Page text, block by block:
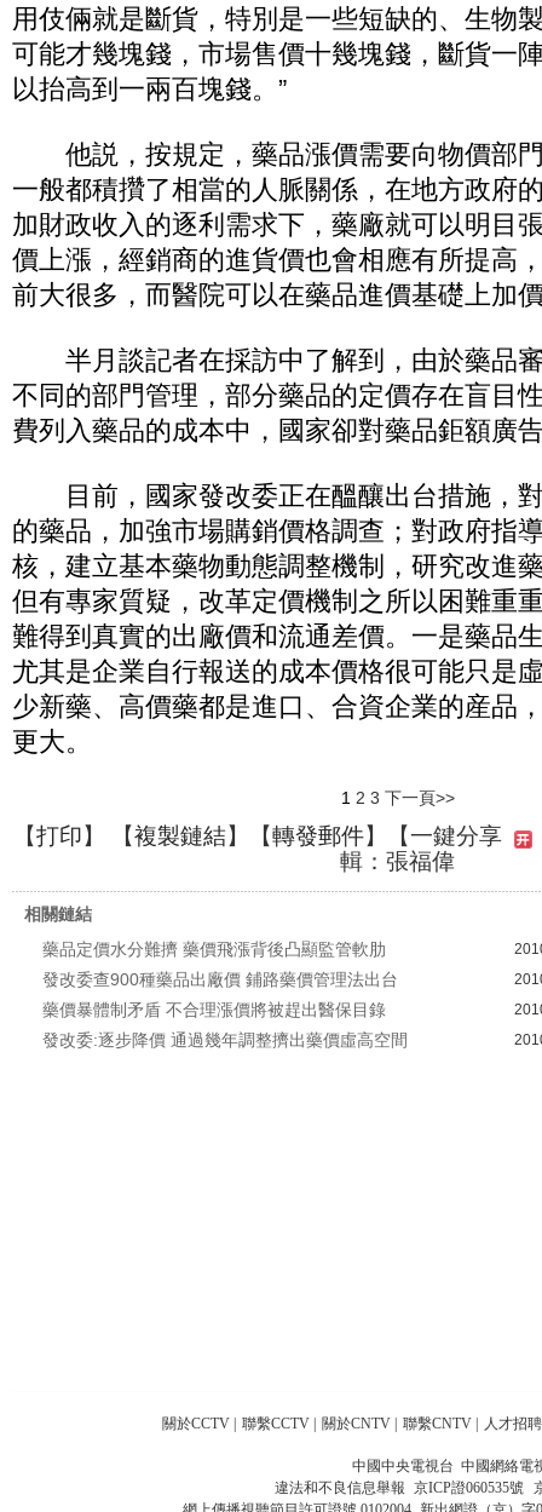
用伎倆就是斷貨，特別是一些短缺的、生物
可能才幾塊錢，市場售價十幾塊錢，斷貨一
以抬高到一兩百塊錢。”
他説，按規定，藥品漲價需要向物價部
一般都積攢了相當的人脈關係，在地方政府
加財政收入的逐利需求下，藥廠就可以明目
價上漲，經銷商的進貨價也會相應有所提高
前大很多，而醫院可以在藥品進價基礎上加
半月談記者在採訪中了解到，由於藥品
不同的部門管理，部分藥品的定價存在盲目
費列入藥品的成本中，國家卻對藥品鉅額廣
目前，國家發改委正在醞釀出台措施，
的藥品，加強市場購銷價格調查；對政府指
核，建立基本藥物動態調整機制，研究改進
但有專家質疑，改革定價機制之所以困難重
難得到真實的出廠價和流通差價。一是藥品
尤其是企業自行報送的成本價格很可能只是
少新藥、高價藥都是進口、合資企業的産品
更大。
1 2 3 下一頁>>
【打印】 【複製鏈結】【轉發郵件】
【一鍵分享
輯：張福偉
相關鏈結
藥品定價水分難擠 藥價飛漲背後凸顯監管軟肋
發改委查900種藥品出廠價 鋪路藥價管理法出台
藥價暴體制矛盾 不合理漲價將被趕出醫保目錄
發改委:逐步降價 通過幾年調整擠出藥價虛高空間
關於CCTV 聯繫CCTV 關於CNTV 聯繫CNTV 人才招聘
中國中央電視台 中國網絡電
違法和不良信息舉報 京ICP證060535號